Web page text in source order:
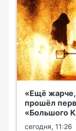
«Ещё
прошёл
«Большого
сегодня, 11:26